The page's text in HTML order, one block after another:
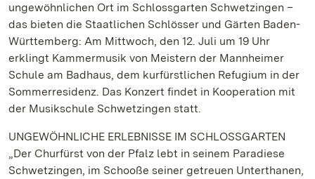
ungewöhnlichen Ort im Schlossgarten Schwetzingen –
das bieten die Staatlichen Schlösser und Gärten Baden-
Württemberg: Am Mittwoch, den 12. Juli um 19 Uhr
erklingt Kammermusik von Meistern der Mannheimer
Schule am Badhaus, dem kurfürstlichen Refugium in der
Sommerresidenz. Das Konzert findet in Kooperation mit
der Musikschule Schwetzingen statt.
UNGEWÖHNLICHE ERLEBNISSE IM SCHLOSSGARTEN
„Der Churfürst von der Pfalz lebt in seinem Paradiese
Schwetzingen, im Schooße seiner getreuen Unterthanen,